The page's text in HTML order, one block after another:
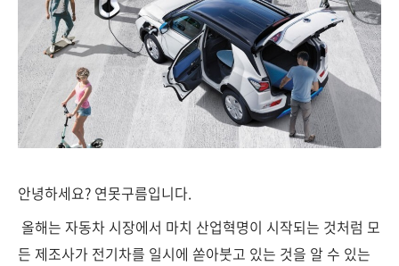
안녕하세요? 연못구름입니다.
올해는 자동차 시장에서 마치 산업혁명이 시작되는 것처럼 모
든 제조사가 전기차를 일시에 쏟아붓고 있는 것을 알 수 있는